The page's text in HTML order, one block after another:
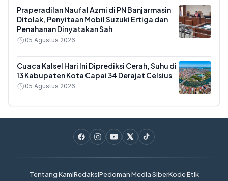
Praperadilan Naufal Azmi di PN Banjarmasin
Ditolak, Penyitaan Mobil Suzuki Ertiga dan
Penahanan Dinyatakan Sah
05 Agustus 2026
Cuaca Kalsel Hari Ini Diprediksi Cerah, Suhu di
13 Kabupaten Kota Capai 34 Derajat Celsius
05 Agustus 2026
Tentang KamiRedaksiPedoman Media SiberKode Etik